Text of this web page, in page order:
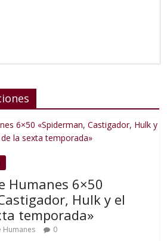
Humanes 6×50
Hulk y el
temporada»
Humanes 0